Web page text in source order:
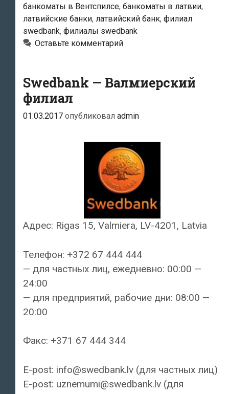
банкоматы в Вентспилсе, банкоматы в латвии,
латвийские банки, латвийский банк, филиал
swedbank, филиалы swedbank
Оставьте комментарий
Swedbank — Валмиерский
филиал
01.03.2017 опубликовал admin
Адрес: Rigas 15, Valmiera, LV-4201, Latvia
Телефон: +372 67 444 444
— для частных лиц, ежедневно: 00:00 —
24:00
— для предприятий, рабочие дни: 08:00 —
20:00
Факс: +371 67 444 344
E-post: info@swedbank.lv (для частных лиц)
E-post: uznemumi@swedbank.lv (для